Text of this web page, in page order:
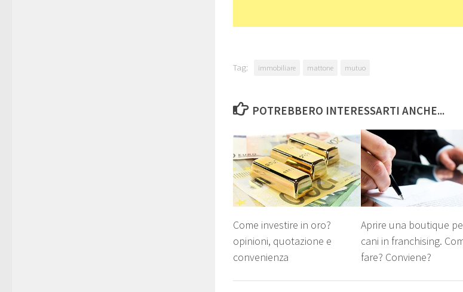
Tag: immobiliare mattone mutuo
POTREBBERO INTERESSARTI ANCHE...
Come investire in oro?
opinioni, quotazione e
convenienza
Aprire una boutique
cani in franchising.
fare? Conviene?